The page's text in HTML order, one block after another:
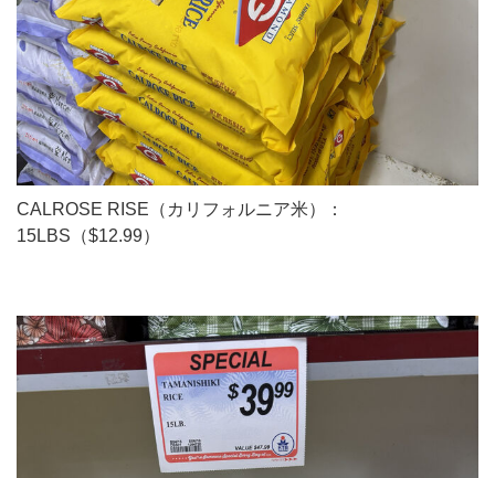
CALROSE RISE（カリフォルニア米）：
15LBS（$12.99）